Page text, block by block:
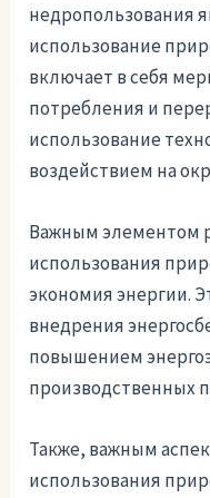
недропользования
использование
включает в себя
потребления и
использование
воздействием на
Важным элементом
использования
экономия энергии.
внедрения
повышением
производственных
Также, важным
использования